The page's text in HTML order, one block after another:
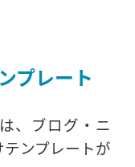
プレート
、ブログ・ニ
ンプレートが